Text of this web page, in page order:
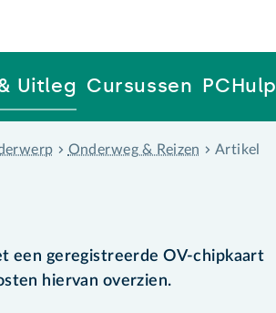
Uitleg Cursussen PCHulp
Onderweg & Reizen Artikel
een geregistreerde OV-chipkaart
hiervan overzien.